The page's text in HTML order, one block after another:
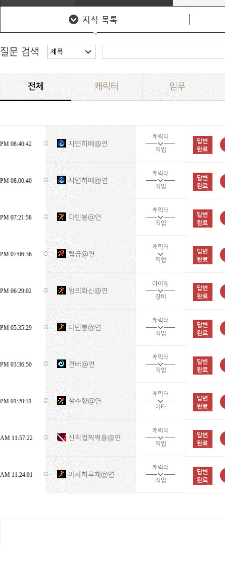
질문 검색 제목
전체 캐릭터 임무
PM 08:40:42 시연히메@연
캐릭터
직업
PM 08:00:40 시연히메@연
캐릭터
직업
PM 07:21:58 다빈봉@연
캐릭터
직업
PM 07:06:36 팁궁@연
캐릭터
직업
PM 06:29:02 탐의화신@연
아이템
장비
PM 05:35:29 다빈봉@연
캐릭터
직업
PM 03:36:50 견버@연
캐릭터
직업
PM 01:20:31 살수향@연
캐릭터
기타
AM 11:57:22 신직업찍먹용@연
캐릭터
직업
AM 11:24:01 아사히루체@연
캐릭터
직업